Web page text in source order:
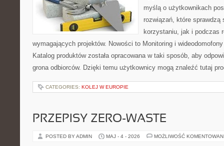
myślą o użytkownikach
rozwiązań, które sprawdzą
korzystaniu, jak i podczas
wymagających projektów. Nowości to Monitoring i
Katalog produktów została opracowana w taki sposób, aby
grona odbiorców. Dzięki temu użytkownicy mogą znaleźć tutaj
CATEGORIES: KOLEJ W EUROPIE
PRZEPISY ZERO-WASTE
POSTED BY ADMIN MAJ - 4 - 2026 MOŻLIWOŚĆ